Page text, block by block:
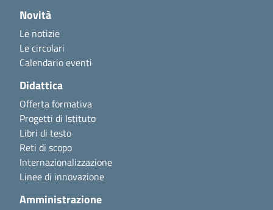
Novità
Le notizie
Le circolari
Calendario eventi
Didattica
Offerta formativa
Progetti di Istituto
Libri di testo
Reti di scopo
Internazionalizzazione
Linee di innovazione
Amministrazione